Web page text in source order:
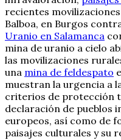
recientes
Balboa, en Burgos
Uranio en Salamanca
mina de uranio a cielo
las movilizaciones
una mina de feldespato
muestran la urgencia a
criterios de protección
declaración de pueblos
europeos, así como de
paisajes culturales y su